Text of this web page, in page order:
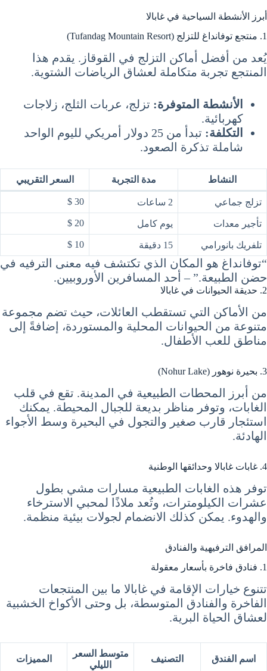
أبرز الأنشطة السياحية في غابالا
1. منتجع توفانداغ للتزلج (Tufandag Mountain Resort)
يُعد من أفضل أماكن التزلج في القوقاز. يقدم هذا
المنتجع تجربة متكاملة لعشاق الرياضات الشتوية.
الأنشطة المتوفرة: تزلج، عربات الثلج، زلاجات
كهربائية.
التكلفة:
تبدأ من 25 دولار أمريكي لليوم الواحد
شاملة تذكرة الصعود.
النشاط مدة التجربة السعر التقريبي
تزلج جماعي 2 ساعات 30 $
تأجير معدات يوم كامل 20 $
تلفريك بانورامي 15 دقيقة 10 $
“توفانداغ هو المكان الذي تكتشف فيه معنى الترفيه في
حضن الطبيعة.” – أحد المسافرين الأوروبيين.
2. حديقة الحيوانات في غابالا
من الأماكن التي تستقطب العائلات، حيث تضم مجموعة
متنوعة من الحيوانات المحلية والمستوردة، إضافةً إلى
مناطق للعب الأطفال.
3. بحيرة نوهور (Nohur Lake)
من أبرز المحطات الطبيعية في المدينة. تقع في قلب
الغابات، وتوفر مناظر بديعة للجبال المحيطة. يمكنك
استئجار قارب صغير والتجول في البحيرة وسط الأجواء
الهادئة.
4. غابات غابالا وحدائقها الوطنية
توفر هذه الغابات الطبيعية مسارات مشي بطول
عشرات الكيلومترات، وتُعد ملاذًا لمحبي الاسترخاء
والهدوء. يمكن كذلك الانضمام لجولات بيئية منظمة.
المرافق الترفيهية والفنادق
1. فنادق فاخرة بأسعار معقولة
تتنوع خيارات الإقامة في غابالا ما بين المنتجعات
الفاخرة والفنادق المتوسطة، بل وحتى الأكواخ الخشبية
لعشاق الحياة البرية.
اسم الفندق التصنيف
متوسط السعر
الليلي
المميزات